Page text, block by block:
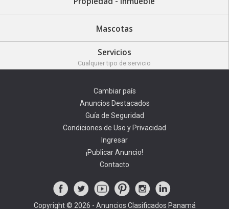
Mascotas
Servicios
Cualquier tipo de servicio
Cambiar país
Anuncios Destacados
Guía de Seguridad
Condiciones de Uso y Privacidad
Ingresar
¡Publicar Anuncio!
Contacto
Copyright © 2026 - Anuncios Clasificados Panamá